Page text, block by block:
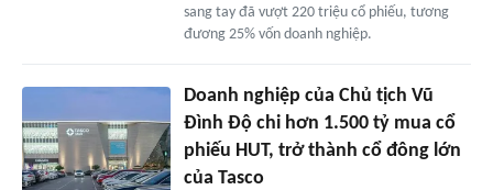
sang tay đã vượt 220 triệu cổ phiếu, tương
đương 25% vốn doanh nghiệp.
Doanh nghiệp của Chủ tịch Vũ
Đình Độ chi hơn 1.500 tỷ mua cổ
phiếu HUT, trở thành cổ đông lớn
của Tasco